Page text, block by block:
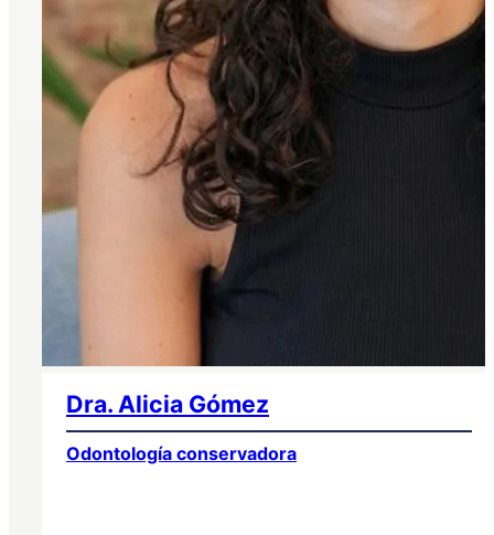
Dra. Alicia Gómez
Odontología conservadora